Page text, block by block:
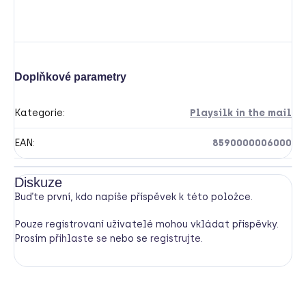
Doplňkové parametry
Kategorie: Playsilk in the mail
EAN: 8590000006000
Diskuze
Buďte první, kdo napíše příspěvek k této položce.
Pouze registrovaní uživatelé mohou vkládat příspěvky.
Prosím přihlaste se nebo se registrujte.